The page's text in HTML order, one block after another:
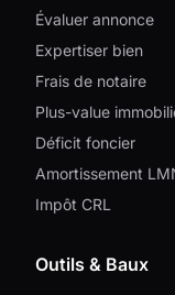
Évaluer annonce
Expertiser bien
Frais de notaire
Plus-value
Déficit foncier
Amortissement
Impôt CRL
Outils & Baux